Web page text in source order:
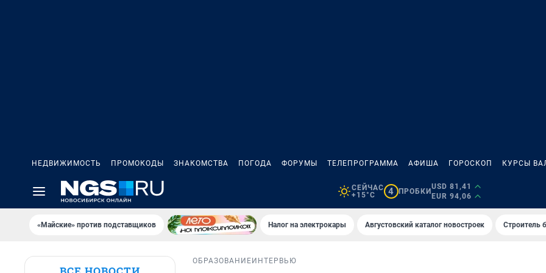
НЕДВИЖИМОСТЬ ПРОМОКОДЫ ЗНАКОМСТВА ПОГОДА ФОРУМЫ ТЕЛЕПРОГРАММА АФИША ГОРОСКОП КУРСЫ
СЕЙЧАС
+15°C
4 ПРОБКИ
USD 81,41
EUR 94,06
«Майские» против подставщиков Налог на электрокары Августовский каталог новостроек Строитель
ОБРАЗОВАНИЕ ИНТЕРВЬЮ